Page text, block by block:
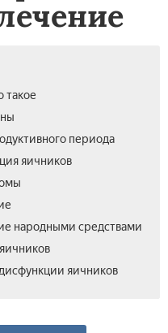
такое
периода
яичников
народными средствами
яичников